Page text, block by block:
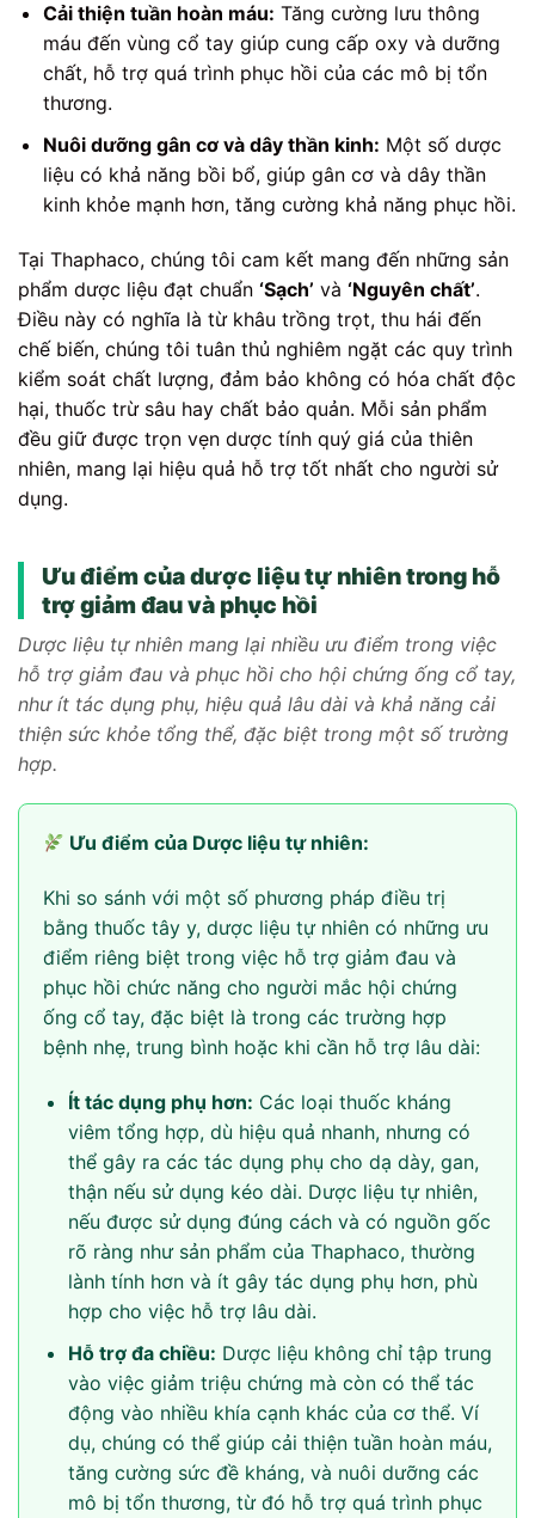
Cải thiện tuần hoàn máu: Tăng cường lưu thông
máu đến vùng cổ tay giúp cung cấp oxy và dưỡng
chất, hỗ trợ quá trình phục hồi của các mô bị tổn
thương.
Nuôi dưỡng gân cơ và dây thần kinh: Một số dược
liệu có khả năng bồi bổ, giúp gân cơ và dây thần
kinh khỏe mạnh hơn, tăng cường khả năng phục hồi.
Tại Thaphaco, chúng tôi cam kết mang đến những sản
phẩm dược liệu đạt chuẩn ‘Sạch’ và ‘Nguyên chất’.
Điều này có nghĩa là từ khâu trồng trọt, thu hái đến
chế biến, chúng tôi tuân thủ nghiêm ngặt các quy trình
kiểm soát chất lượng, đảm bảo không có hóa chất độc
hại, thuốc trừ sâu hay chất bảo quản. Mỗi sản phẩm
đều giữ được trọn vẹn dược tính quý giá của thiên
nhiên, mang lại hiệu quả hỗ trợ tốt nhất cho người sử
dụng.
Ưu điểm của dược liệu tự nhiên trong hỗ
trợ giảm đau và phục hồi
Dược liệu tự nhiên mang lại nhiều ưu điểm trong việc
hỗ trợ giảm đau và phục hồi cho hội chứng ống cổ tay,
như ít tác dụng phụ, hiệu quả lâu dài và khả năng cải
thiện sức khỏe tổng thể, đặc biệt trong một số trường
hợp.
Ưu điểm của Dược liệu tự nhiên:
Khi so sánh với một số phương pháp điều trị
bằng thuốc tây y, dược liệu tự nhiên có những ưu
điểm riêng biệt trong việc hỗ trợ giảm đau và
phục hồi chức năng cho người mắc hội chứng
ống cổ tay, đặc biệt là trong các trường hợp
bệnh nhẹ, trung bình hoặc khi cần hỗ trợ lâu dài:
Ít tác dụng phụ hơn: Các loại thuốc kháng
viêm tổng hợp, dù hiệu quả nhanh, nhưng có
thể gây ra các tác dụng phụ cho dạ dày, gan,
thận nếu sử dụng kéo dài. Dược liệu tự nhiên,
nếu được sử dụng đúng cách và có nguồn gốc
rõ ràng như sản phẩm của Thaphaco, thường
lành tính hơn và ít gây tác dụng phụ hơn, phù
hợp cho việc hỗ trợ lâu dài.
Hỗ trợ đa chiều: Dược liệu không chỉ tập trung
vào việc giảm triệu chứng mà còn có thể tác
động vào nhiều khía cạnh khác của cơ thể. Ví
dụ, chúng có thể giúp cải thiện tuần hoàn máu,
tăng cường sức đề kháng, và nuôi dưỡng các
mô bị tổn thương, từ đó hỗ trợ quá trình phục